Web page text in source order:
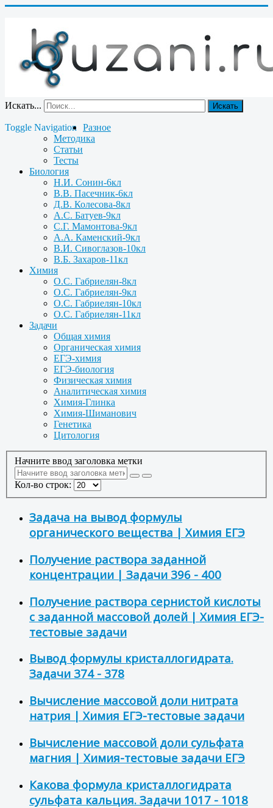
Искать... Искать
Toggle Navigation
Разное
Методика
Статьи
Тесты
Биология
Н.И. Сонин-6кл
В.В. Пасечник-6кл
Д.В. Колесова-8кл
А.С. Батуев-9кл
С.Г. Мамонтова-9кл
А.А. Каменский-9кл
В.И. Сивоглазов-10кл
В.Б. Захаров-11кл
Химия
О.С. Габриелян-8кл
О.С. Габриелян-9кл
О.С. Габриелян-10кл
О.С. Габриелян-11кл
Задачи
Общая химия
Органическая химия
ЕГЭ-химия
ЕГЭ-биология
Физическая химия
Аналитическая химия
Химия-Глинка
Химия-Шиманович
Генетика
Цитология
Начните ввод заголовка метки
Кол-во строк:
Задача на вывод формулы
органического вещества | Химия ЕГЭ
Получение раствора заданной
концентрации | Задачи 396 - 400
Получение раствора сернистой кислоты
с заданной массовой долей | Химия ЕГЭ-
тестовые задачи
Вывод формулы кристаллогидрата.
Задачи 374 - 378
Вычисление массовой доли нитрата
натрия | Химия ЕГЭ-тестовые задачи
Вычисление массовой доли сульфата
магния | Химия-тестовые задачи ЕГЭ
Какова формула кристаллогидрата
сульфата кальция. Задачи 1017 - 1018